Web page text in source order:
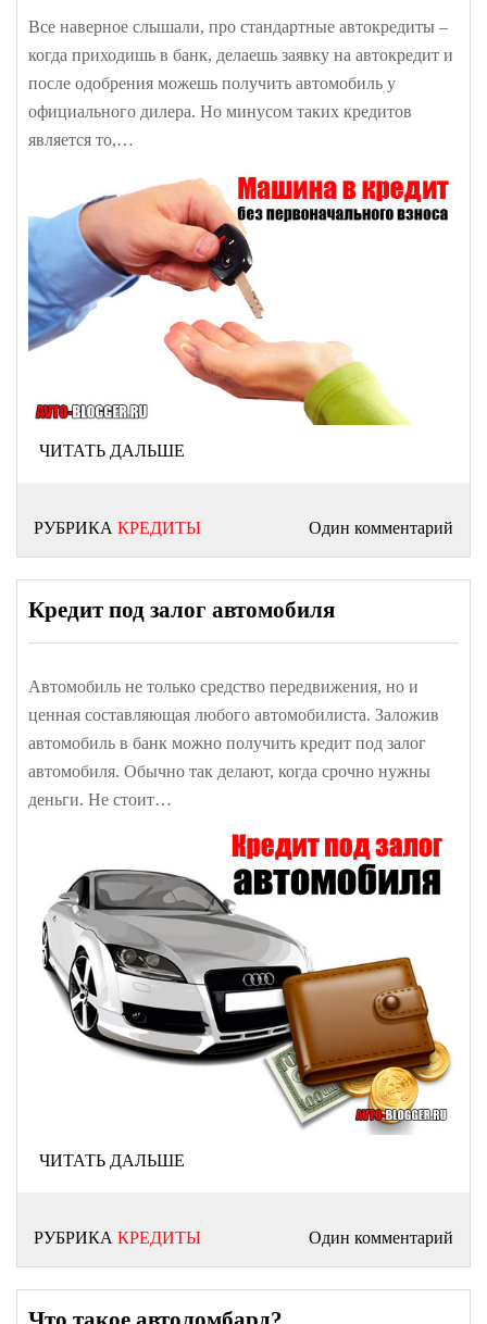
Все наверное слышали, про стандартные автокредиты –
когда приходишь в банк, делаешь заявку на автокредит и
после одобрения можешь получить автомобиль у
официального дилера. Но минусом таких кредитов
является то,…
ЧИТАТЬ ДАЛЬШЕ
РУБРИКА КРЕДИТЫ Один комментарий
Кредит под залог автомобиля
Автомобиль не только средство передвижения, но и
ценная составляющая любого автомобилиста. Заложив
автомобиль в банк можно получить кредит под залог
автомобиля. Обычно так делают, когда срочно нужны
деньги. Не стоит…
ЧИТАТЬ ДАЛЬШЕ
РУБРИКА КРЕДИТЫ Один комментарий